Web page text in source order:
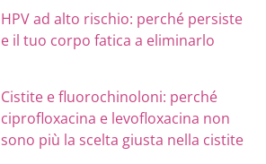
HPV ad alto rischio: perché persiste
e il tuo corpo fatica a eliminarlo
Cistite e fluorochinoloni: perché
ciprofloxacina e levofloxacina non
sono più la scelta giusta nella cistite